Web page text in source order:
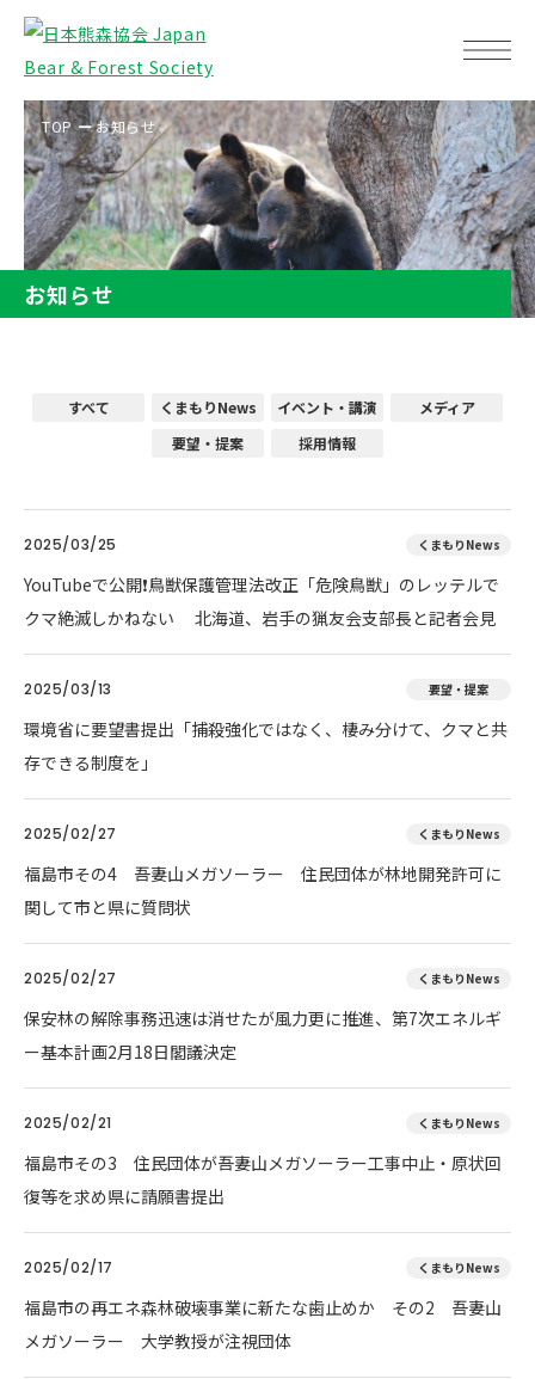
TOP お知らせ
お知らせ
すべて くまもりNews イベント・講演
メディア
要望・提案
採用情報
2025/03/25 くまもりNews
YouTubeで公開❗鳥獣保護管理法改正「危険鳥獣」のレッテルで
クマ絶滅しかねない 北海道、岩手の猟友会支部長と記者会見
2025/03/13 要望・提案
環境省に要望書提出「捕殺強化ではなく、棲み分けて、クマと共
存できる制度を」
2025/02/27 くまもりNews
福島市その4 吾妻山メガソーラー 住民団体が林地開発許可に
関して市と県に質問状
2025/02/27 くまもりNews
保安林の解除事務迅速は消せたが風力更に推進、第7次エネルギ
ー基本計画2月18日閣議決定
2025/02/21 くまもりNews
福島市その3 住民団体が吾妻山メガソーラー工事中止・原状回
復等を求め県に請願書提出
2025/02/17 くまもりNews
福島市の再エネ森林破壊事業に新たな歯止めか その2 吾妻山
メガソーラー 大学教授が注視団体